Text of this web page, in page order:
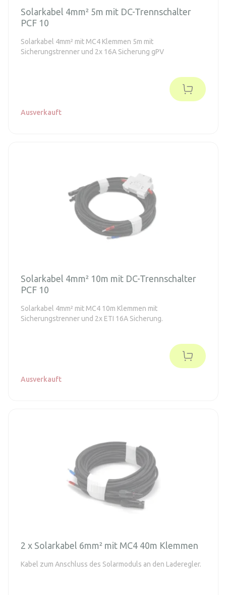
Solarkabel 4mm² 5m mit DC-Trennschalter
PCF 10
Solarkabel 4mm² mit MC4 Klemmen 5m mit
Sicherungstrenner und 2x 16A Sicherung gPV
Ausverkauft
Solarkabel 4mm² 10m mit DC-Trennschalter
PCF 10
Solarkabel 4mm² mit MC4 10m Klemmen mit
Sicherungstrenner und 2x ETI 16A Sicherung.
Ausverkauft
2 x Solarkabel 6mm² mit MC4 40m Klemmen
Kabel zum Anschluss des Solarmoduls an den Laderegler.